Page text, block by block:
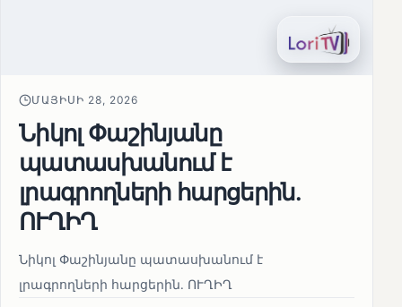
ՄԱՅԻՍԻ 28, 2026
Նիկոլ Փաշինյանը
պատասխանում է
լրագրողների հարցերին․
ՈՒՂԻՂ
Նիկոլ Փաշինյանը պատասխանում է
լրագրողների հարցերին․ ՈՒՂԻՂ